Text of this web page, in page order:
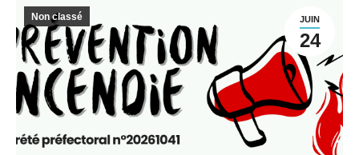
JUIN
24
Non classé